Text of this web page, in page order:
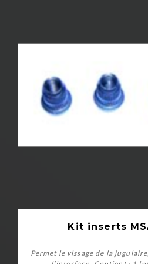
Kit inserts
Permet le vissage de la